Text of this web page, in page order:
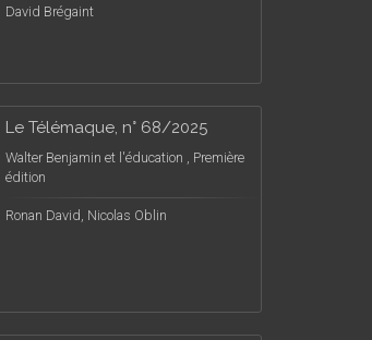
David Brégaint
Le Télémaque, n° 68/2025
Walter Benjamin et l'éducation , Première
édition
Ronan David, Nicolas Oblin